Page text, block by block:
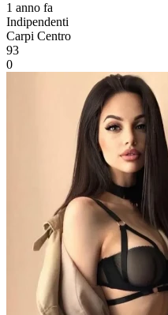
1 anno fa
Indipendenti
Carpi Centro
93
0